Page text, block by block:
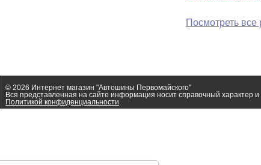
Посмотреть все
© 2026 Интернет магазин "Автошины Первомайского"
Вся представленная на сайте информация носит справочный характер и
Политикой конфиденциальности.